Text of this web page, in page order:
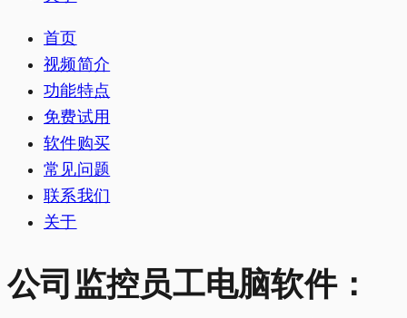
首页
视频简介
功能特点
免费试用
软件购买
常见问题
联系我们
关于
公司监控员工电脑软件：